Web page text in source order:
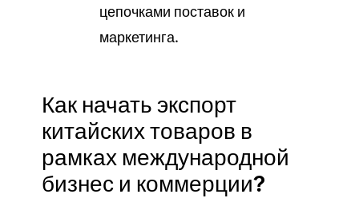
цепочками поставок и
маркетинга.
Как начать экспорт
китайских товаров в
рамках международной
бизнес и коммерции?